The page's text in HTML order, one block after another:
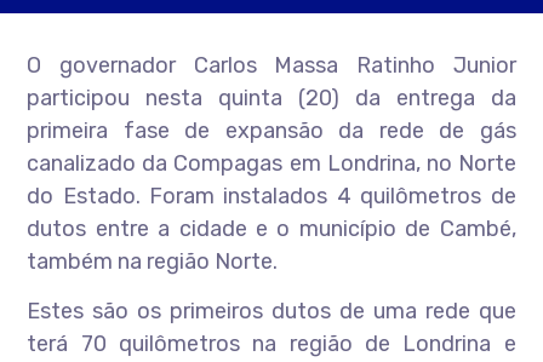
O governador Carlos Massa Ratinho Junior
participou nesta quinta (20) da entrega da
primeira fase de expansão da rede de gás
canalizado da Compagas em Londrina, no Norte
do Estado. Foram instalados 4 quilômetros de
dutos entre a cidade e o município de Cambé,
também na região Norte.
Estes são os primeiros dutos de uma rede que
terá 70 quilômetros na região de Londrina e